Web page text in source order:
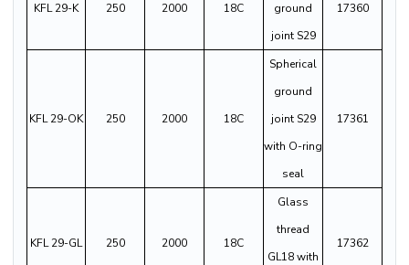
KFL 29-K 250 2000 18C
ground
joint S29
17360
KFL 29-OK 250 2000 18C
Spherical
ground
joint S29
with O-ring
seal
17361
KFL 29-GL 250 2000 18C
Glass
thread
GL18 with
17362